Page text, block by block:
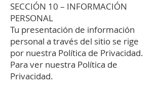
SECCIÓN 10 – INFORMACIÓN
PERSONAL
Tu presentación de información
personal a través del sitio se rige
por nuestra Política de Privacidad.
Para ver nuestra Política de
Privacidad.